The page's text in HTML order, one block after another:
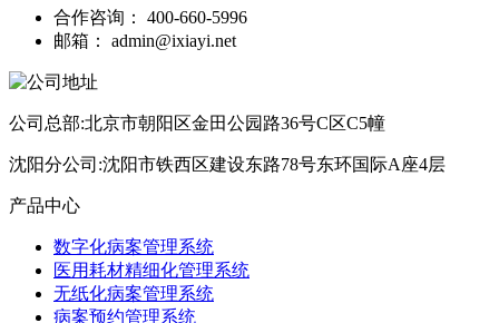
合作咨询： 400-660-5996
邮箱： admin@ixiayi.net
公司总部:北京市朝阳区金田公园路36号C区C5幢
沈阳分公司:沈阳市铁西区建设东路78号东环国际A座4层
产品中心
数字化病案管理系统
医用耗材精细化管理系统
无纸化病案管理系统
病案预约管理系统